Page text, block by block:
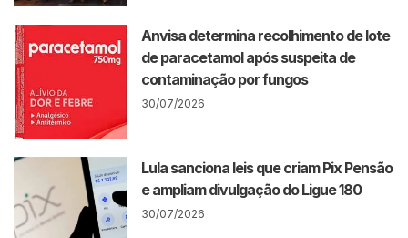
Anvisa determina recolhimento de lote
de paracetamol após suspeita de
contaminação por fungos
30/07/2026
Lula sanciona leis que criam Pix Pensão
e ampliam divulgação do Ligue 180
30/07/2026